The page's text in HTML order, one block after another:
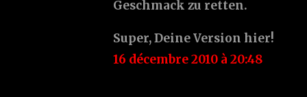
Geschmack zu retten.
Super, Deine Version hier!
16 décembre 2010 à 20:48